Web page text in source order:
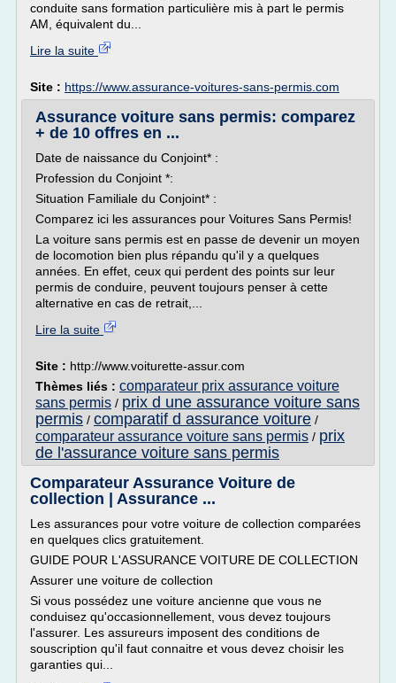
conduite sans formation particulière mis à part le permis
AM, équivalent du...
Lire la suite
Site : https://www.assurance-voitures-sans-permis.com
Assurance voiture sans permis: comparez
+ de 10 offres en ...
Date de naissance du Conjoint* :
Profession du Conjoint *:
Situation Familiale du Conjoint* :
Comparez ici les assurances pour Voitures Sans Permis!
La voiture sans permis est en passe de devenir un moyen
de locomotion bien plus répandu qu'il y a quelques
années. En effet, ceux qui perdent des points sur leur
permis de conduire, peuvent toujours penser à cette
alternative en cas de retrait,...
Lire la suite
Site : http://www.voiturette-assur.com
Thèmes liés : comparateur prix assurance voiture
sans permis / prix d une assurance voiture sans
permis / comparatif d assurance voiture /
comparateur assurance voiture sans permis / prix
de l'assurance voiture sans permis
Comparateur Assurance Voiture de
collection | Assurance ...
Les assurances pour votre voiture de collection comparées
en quelques clics gratuitement.
GUIDE POUR L'ASSURANCE VOITURE DE COLLECTION
Assurer une voiture de collection
Si vous possédez une voiture ancienne que vous ne
conduisez qu'occasionnellement, vous devez toujours
l'assurer. Les assureurs imposent des conditions de
souscription qu'il faut connaitre et vous devez choisir les
garanties qui...